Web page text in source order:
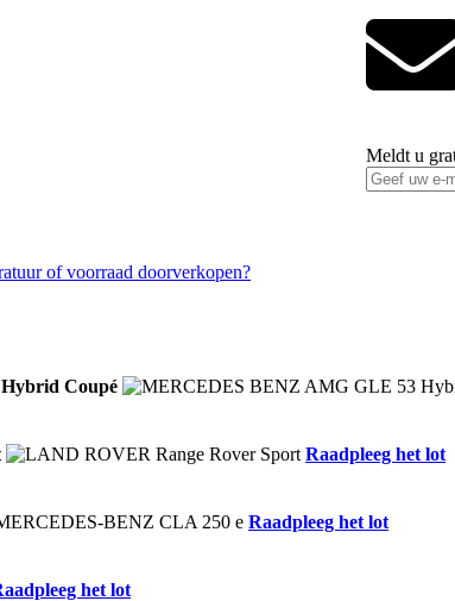
Meldt u
Coupé
Raadpleeg het lot
Raadpleeg het lot
het lot